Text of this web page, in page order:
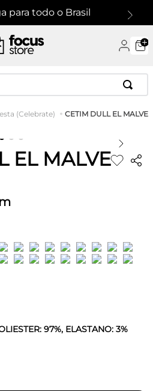
para todo o Brasil
(Celebrate) CETIM DULL EL MALVE
EL MALVE
m
97%, ELASTANO: 3%